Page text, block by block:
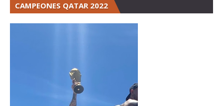
CAMPEONES QATAR 2022